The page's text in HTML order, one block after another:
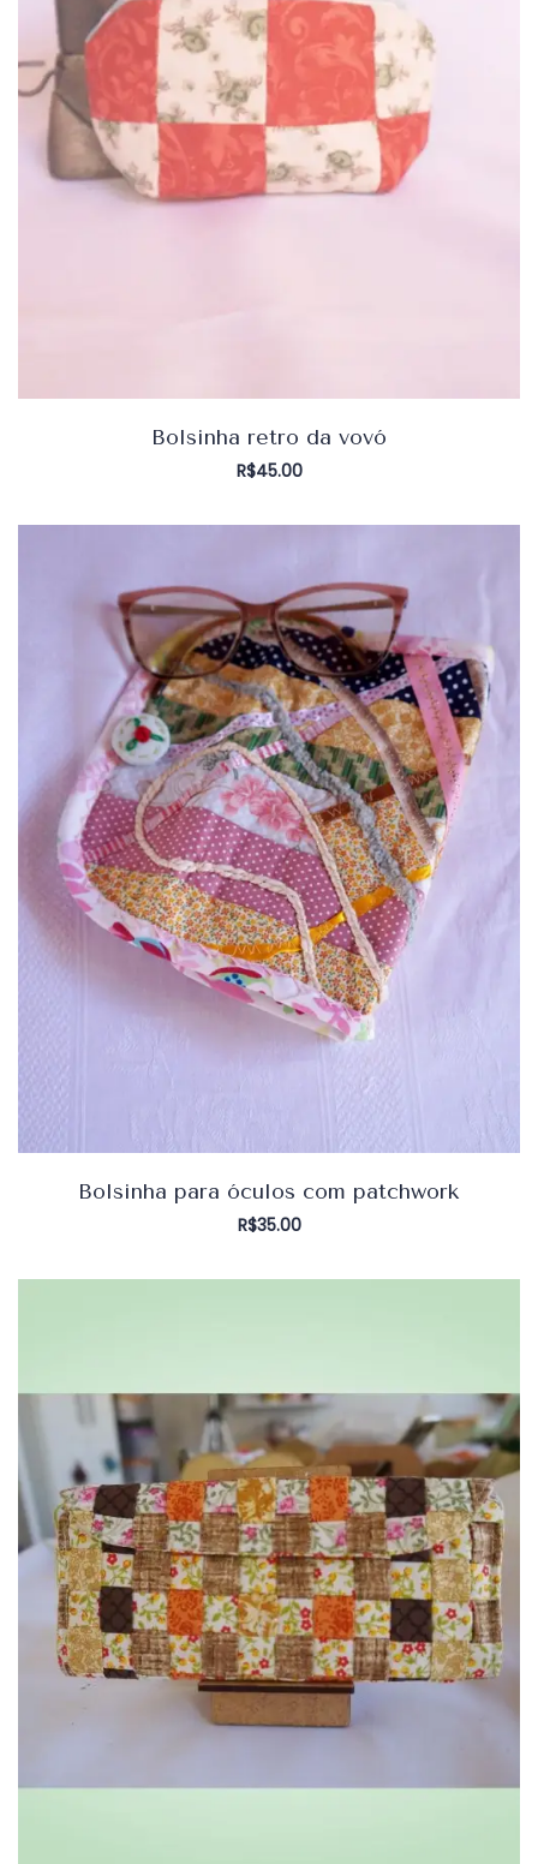
Bolsinha retro da vovó
R$45.00
Bolsinha para óculos com patchwork
R$35.00